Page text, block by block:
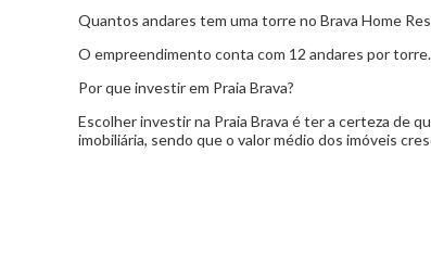
Condomínio: R$ 2.000,00
Quantos andares tem uma torre no Brava Home
O empreendimento conta com 12 andares por torre.
Por que investir em Praia Brava?
Escolher investir na Praia Brava é ter a certeza de
imobiliária, sendo que o valor médio dos imóveis